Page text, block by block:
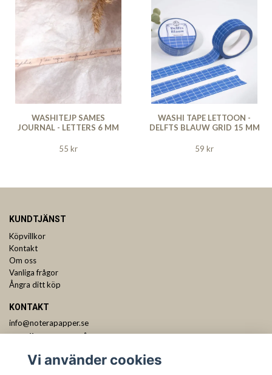
WASHITEJP SAMES
JOURNAL - LETTERS 6 MM
55 kr
WASHI TAPE LETTOON -
DELFTS BLAUW GRID 15 MM
59 kr
KUNDTJÄNST
Köpvillkor
Kontakt
Om oss
Vanliga frågor
Ångra ditt köp
KONTAKT
info@noterapapper.se
Vi använder cookies